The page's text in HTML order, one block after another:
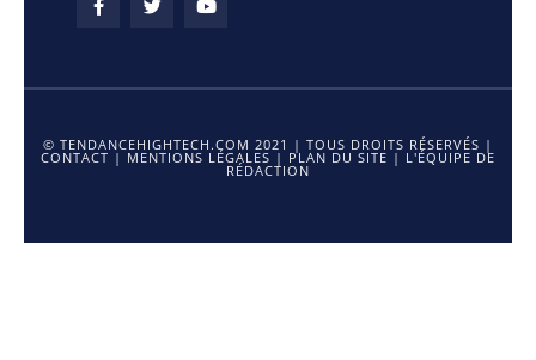
© TENDANCEHIGHTECH.COM 2021 | TOUS DROITS RÉSERVÉS |
CONTACT | MENTIONS LÉGALES | PLAN DU SITE | L'ÉQUIPE DE
RÉDACTION